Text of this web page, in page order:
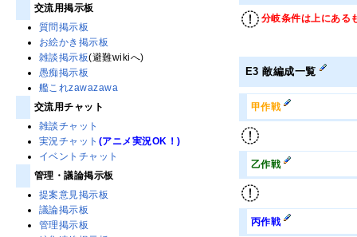
分岐条件は上にある
E3 敵編成一覧
甲作戦
乙作戦
丙作戦
交流用掲示板
質問掲示板
お絵かき掲示板
雑談掲示板(避難wikiへ)
愚痴掲示板
艦これzawazawa
交流用チャット
雑談チャット
実況チャット (アニメ実況OK！)
イベントチャット
管理・議論掲示板
提案意見掲示板
議論掲示板
管理掲示板